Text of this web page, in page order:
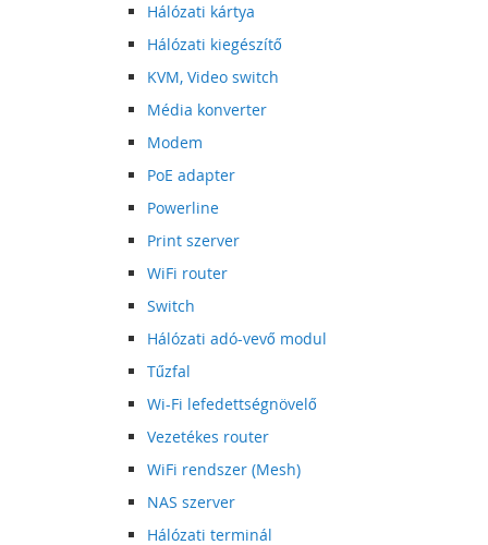
Hálózati kártya
Hálózati kiegészítő
KVM, Video switch
Média konverter
Modem
PoE adapter
Powerline
Print szerver
WiFi router
Switch
Hálózati adó-vevő modul
Tűzfal
Wi-Fi lefedettségnövelő
Vezetékes router
WiFi rendszer (Mesh)
NAS szerver
Hálózati terminál